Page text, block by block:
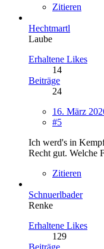
Zitieren
Hechtmartl
Laube
Erhaltene Likes
14
Beiträge
24
16. März
#5
Ich werd's in
Recht gut. Welche
Zitieren
Schnuerlbader
Renke
Erhaltene Likes
129
Beiträge